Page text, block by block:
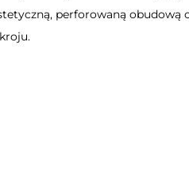
perforowaną obudową